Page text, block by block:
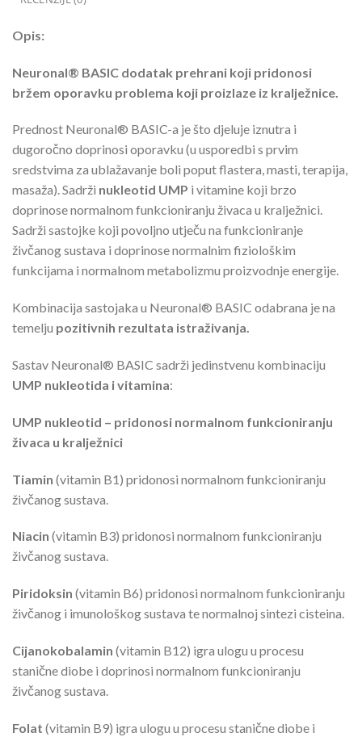
Opis:
Neuronal® BASIC dodatak prehrani koji pridonosi
bržem oporavku problema koji proizlaze iz kralježnice.
Prednost Neuronal® BASIC-a je što djeluje iznutra i
dugoročno doprinosi oporavku (u usporedbi s prvim
sredstvima za ublažavanje boli poput flastera, masti, terapija,
masaža). Sadrži nukleotid UMP i vitamine koji brzo
doprinose normalnom funkcioniranju živaca u kralježnici.
Sadrži sastojke koji povoljno utječu na funkcioniranje
živčanog sustava i doprinose normalnim fiziološkim
funkcijama i normalnom metabolizmu proizvodnje energije.
Kombinacija sastojaka u Neuronal® BASIC odabrana je na
temelju pozitivnih rezultata istraživanja.
Sastav Neuronal® BASIC sadrži jedinstvenu kombinaciju
UMP nukleotida i vitamina:
UMP nukleotid – pridonosi normalnom funkcioniranju
živaca u kralježnici
Tiamin (vitamin B1) pridonosi normalnom funkcioniranju
živčanog sustava.
Niacin (vitamin B3) pridonosi normalnom funkcioniranju
živčanog sustava.
Piridoksin (vitamin B6) pridonosi normalnom funkcioniranju
živčanog i imunološkog sustava te normalnoj sintezi cisteina.
Cijanokobalamin (vitamin B12) igra ulogu u procesu
stanične diobe i doprinosi normalnom funkcioniranju
živčanog sustava.
Folat (vitamin B9) igra ulogu u procesu stanične diobe i